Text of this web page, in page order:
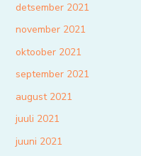
detsember 2021
november 2021
oktoober 2021
september 2021
august 2021
juuli 2021
juuni 2021